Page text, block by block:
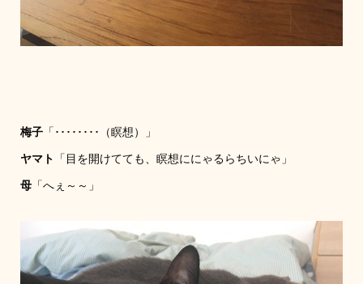
梅子「････････（瞑想）」
ヤマト 「目を開けてても、瞑想ににゃるらちいにゃ」
母「へぇ～～」